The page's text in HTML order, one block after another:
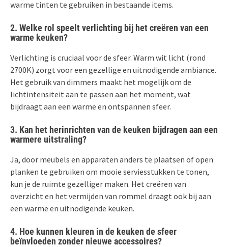
warme tinten te gebruiken in bestaande items.
2. Welke rol speelt verlichting bij het creëren van een
warme keuken?
Verlichting is cruciaal voor de sfeer. Warm wit licht (rond
2700K) zorgt voor een gezellige en uitnodigende ambiance.
Het gebruik van dimmers maakt het mogelijk om de
lichtintensiteit aan te passen aan het moment, wat
bijdraagt aan een warme en ontspannen sfeer.
3. Kan het herinrichten van de keuken bijdragen aan een
warmere uitstraling?
Ja, door meubels en apparaten anders te plaatsen of open
planken te gebruiken om mooie serviesstukken te tonen,
kun je de ruimte gezelliger maken. Het creëren van
overzicht en het vermijden van rommel draagt ook bij aan
een warme en uitnodigende keuken.
4. Hoe kunnen kleuren in de keuken de sfeer
beïnvloeden zonder nieuwe accessoires?